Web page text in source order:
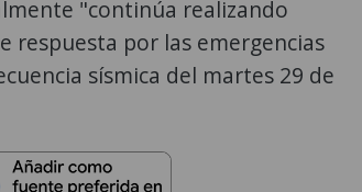
"continúa realizando
respuesta por las emergencias
sísmica del martes 29 de